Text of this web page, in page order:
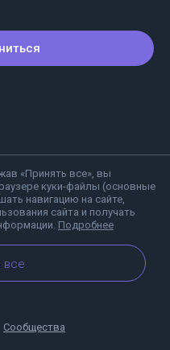
«Принять все», вы
куки-файлы (основные
навигацию на сайте,
сайта и получать
Подробнее
все
Сообщества